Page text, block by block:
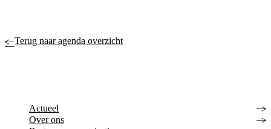
Terug naar agenda overzicht
Actueel
Over ons